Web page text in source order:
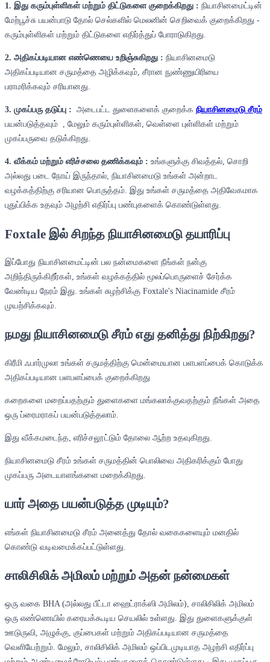
1. இது கரும்புள்ளிகள் மற்றும் திட்டுகளை குறைக்கிறது : நியாசினமைட்டின்
மேற்பூச்சு பயன்பாடு தோல் செல்களில் மெலனின் செறிவைக் குறைக்கிறது -
கரும்புள்ளிகள் மற்றும் திட்டுகளை எதிர்த்துப் போராடுகிறது.
2. அதிகப்படியான எண்ணெயை உறிஞ்சுகிறது : நியாசினமைடு
அதிகப்படியான சருமத்தை அழிக்கவும், சீரான நுண்ணுயிரியை
பராமரிக்கவும் சரியானது.
3. முகப்பரு தடுப்பு : அடைபட்ட துளைகளைக் குறைக்க நியாசினமைடு சீரம்
பயன்படுத்தவும் , மேலும் கரும்புள்ளிகள், வெள்ளை புள்ளிகள் மற்றும்
முகப்பருவை தடுக்கிறது.
4. வீக்கம் மற்றும் எரிச்சலை தணிக்கவும் : உங்களுக்கு சிவத்தல், சொறி
அல்லது படை நோய் இருந்தால், நியாசினமைடு உங்கள் அன்றாட
வழக்கத்திற்கு சரியான பொருத்தம். இது உங்கள் சருமத்தை அதிவேகமாக
புதுப்பிக்க உதவும் அழற்சி எதிர்ப்பு பண்புகளைக் கொண்டுள்ளது.
Foxtale இல் சிறந்த நியாசினமைடு தயாரிப்பு
இப்போது நியாசினமைட்டின் பல நன்மைகளை நீங்கள் நன்கு
அறிந்திருக்கிறீர்கள், உங்கள் வழக்கத்தில் மூலப்பொருளைச் சேர்க்க
வேண்டிய நேரம் இது. உங்கள் சுழற்சிக்கு Foxtale's Niacinamide சீரம்
முயற்சிக்கவும்.
நமது நியாசினமைடு சீரம் எது தனித்து நிற்கிறது?
கிரீமி ஃபார்முலா உங்கள் சருமத்திற்கு மென்மையான பளபளப்பைக் கொடுக்க
அதிகப்படியான பளபளப்பைக் குறைக்கிறது
கறைகளை மறைப்பதற்கும் துளைகளை மங்கலாக்குவதற்கும் நீங்கள் அதை
ஒரு ப்ரைமராகப் பயன்படுத்தலாம்.
இது வீக்கமடைந்த, எரிச்சலூட்டும் தோலை ஆற்ற உதவுகிறது.
நியாசினமைடு சீரம் உங்கள் சருமத்தின் பொலிவை அதிகரிக்கும் போது
முகப்பரு அடையாளங்களை மறைக்கிறது.
யார் அதை பயன்படுத்த முடியும்?
எங்கள் நியாசினமைடு சீரம் அனைத்து தோல் வகைகளையும் மனதில்
கொண்டு வடிவமைக்கப்பட்டுள்ளது.
சாலிசிலிக் அமிலம் மற்றும் அதன் நன்மைகள்
ஒரு வகை BHA (அல்லது பீட்டா ஹைட்ராக்ஸி அமிலம்), சாலிசிலிக் அமிலம்
ஒரு எண்ணெயில் கரையக்கூடிய செயலில் உள்ளது. இது துளைகளுக்குள்
ஊடுருவி, அழுக்கு, குப்பைகள் மற்றும் அதிகப்படியான சருமத்தை
வெளியேற்றும். மேலும், சாலிசிலிக் அமிலம் ஒப்பிடமுடியாத அழற்சி எதிர்ப்பு